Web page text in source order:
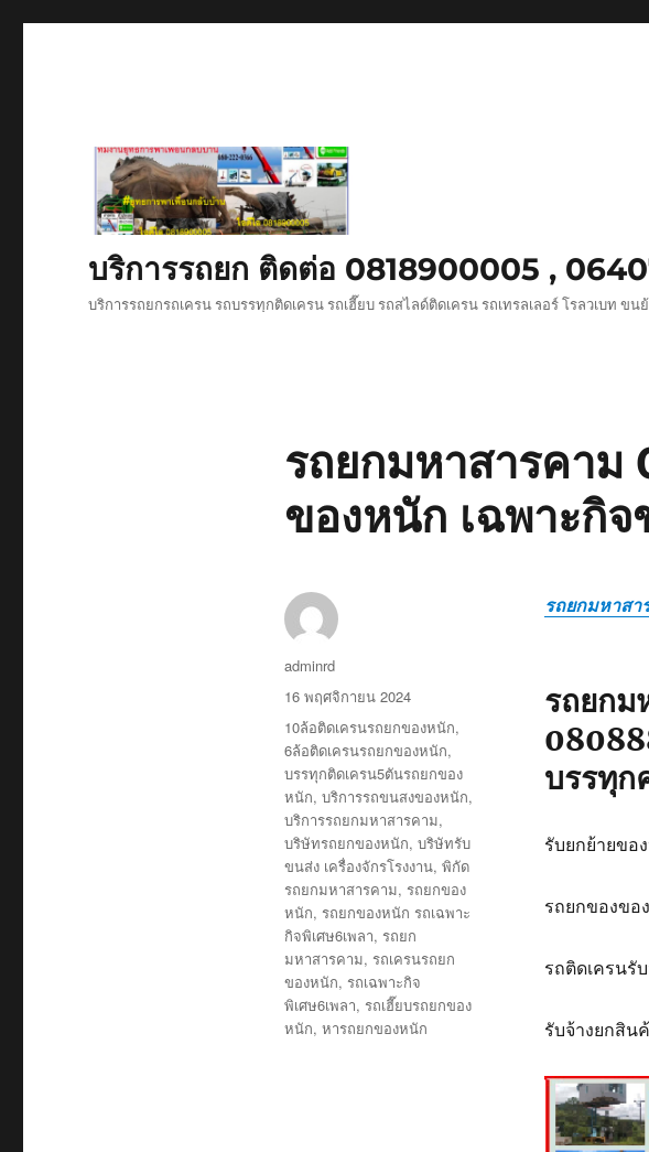
บริการรถยก ติดต่อ 0818900005 ,
บริการรถยกรถเครน รถบรรทุกติดเครน รถเฮี๊ยบ รถสไลด์ติดเครน รถเทรลเลอร์ โรลวเบท ข
รถยกมหาสารคา
ของหนัก เฉพาะกิจ
รถยกมหาสา
รถยกม
บรรทุก
รับยกย้ายขอ
รถยกของขอ
รถติดเครนรั
รับจ้างยกสิน
ผู้
เขียน
adminrd
เขียน
เมื่อ
16 พฤศจิกายน 2024
ป้าย
กำกับ
10ล้อติดเครนรถยกของหนัก,
6ล้อติดเครนรถยกของหนัก,
บรรทุกติดเครน5ตันรถยกของ
หนัก, บริการรถขนสงของหนัก,
บริการรถยกมหาสารคาม,
บริษัทรถยกของหนัก, บริษัทรับ
ขนส่ง เครื่องจักรโรงงาน, พิกัด
รถยกมหาสารคาม, รถยกของ
หนัก, รถยกของหนัก รถเฉพาะ
กิจพิเศษ6เพลา, รถยก
มหาสารคาม, รถเครนรถยก
ของหนัก, รถเฉพาะกิจ
พิเศษ6เพลา, รถเฮี๊ยบรถยกของ
หนัก, หารถยกของหนัก